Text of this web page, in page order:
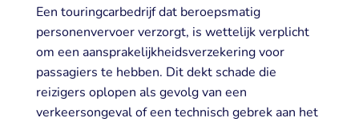
Een touringcarbedrijf dat beroepsmatig
personenvervoer verzorgt, is wettelijk verplicht
om een aansprakelijkheidsverzekering voor
passagiers te hebben. Dit dekt schade die
reizigers oplopen als gevolg van een
verkeersongeval of een technisch gebrek aan het